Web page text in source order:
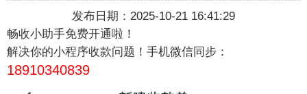
发布日期：2025-10-21 16:41:29
畅收小助手免费开通啦！
解决你的小程序收款问题！手机微信同步：
18910340839